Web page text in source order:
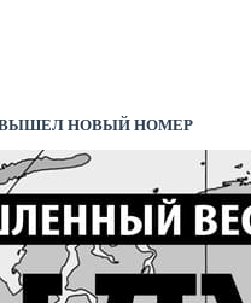
НОВЫЙ НОМЕР